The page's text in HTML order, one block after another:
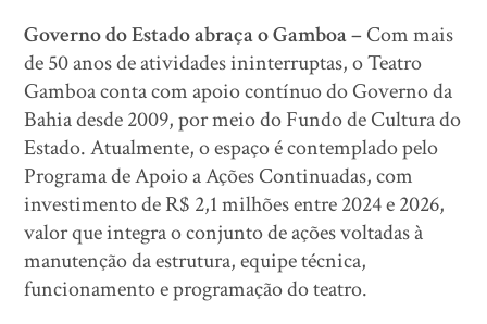
Governo do Estado abraça o Gamboa –Com mais
de 50 anos de atividades ininterruptas, o Teatro
Gamboa conta com apoio contínuo do Governo da
Bahia desde 2009, por meio do Fundo de Cultura do
Estado. Atualmente, o espaço é contemplado pelo
Programa de Apoio a Ações Continuadas, com
investimento de R$ 2,1 milhões entre 2024 e 2026,
valor que integra o conjunto de ações voltadas à
manutenção da estrutura, equipe técnica,
funcionamento e programação do teatro.